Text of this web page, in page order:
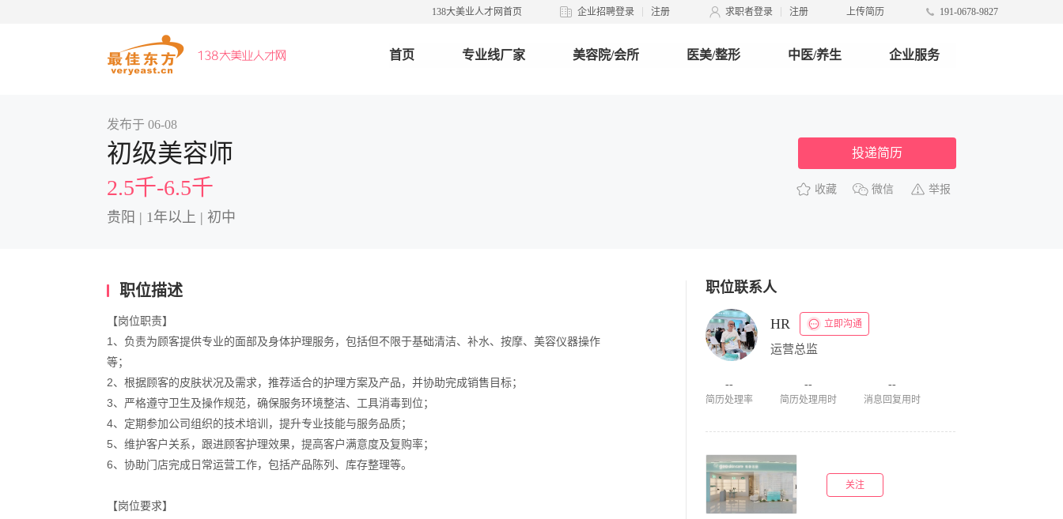
138大美业人才网首页 企业招聘登录 注册 求职者登录 注册 上传简历 191-0678-9827
首页 专业线厂家 美容院/会所 医美/整形 中医/养生 企业服务
发布于 06-08
初级美容师
2.5千-6.5千
贵阳 | 1年以上 | 初中
投递简历
收藏 微信 举报
职位描述
【岗位职责】
1、负责为顾客提供专业的面部及身体护理服务，包括但不限于基础清洁、补水、按摩、美容仪器操作
等；
2、根据顾客的皮肤状况及需求，推荐适合的护理方案及产品，并协助完成销售目标；
3、严格遵守卫生及操作规范，确保服务环境整洁、工具消毒到位；
4、定期参加公司组织的技术培训，提升专业技能与服务品质；
5、维护客户关系，跟进顾客护理效果，提高客户满意度及复购率；
6、协助门店完成日常运营工作，包括产品陈列、库存整理等。
【岗位要求】
职位联系人
HR 立即沟通
运营总监
--
简历处理率
--
简历处理用时
--
消息回复用时
关注